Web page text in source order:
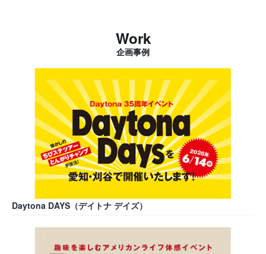
Work
企画事例
Daytona DAYS（デイトナ デイズ）